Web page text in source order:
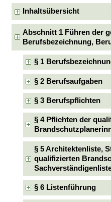
Inhaltsübersicht
Abschnitt 1 Führen der
Berufsbezeichnung,
§ 1
§ 2 Berufsaufgaben
§ 3 Berufspflichten
§ 4 Pflichten der
§ 5 Architektenliste,
qualifizierten
§ 6 Listenführung